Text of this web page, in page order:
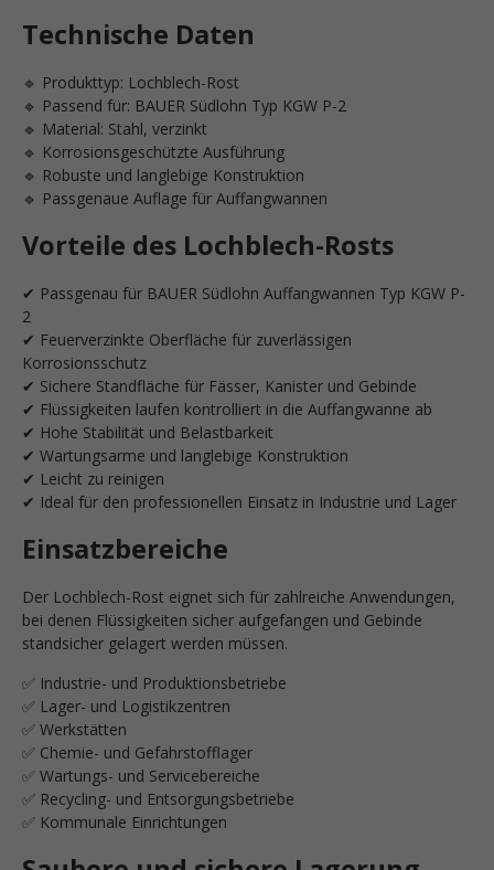
Technische Daten
🔹 Produkttyp: Lochblech-Rost
🔹 Passend für: BAUER Südlohn Typ KGW P-2
🔹 Material: Stahl, verzinkt
🔹 Korrosionsgeschützte Ausführung
🔹 Robuste und langlebige Konstruktion
🔹 Passgenaue Auflage für Auffangwannen
Vorteile des Lochblech-Rosts
✔ Passgenau für BAUER Südlohn Auffangwannen Typ KGW P-
2
✔ Feuerverzinkte Oberfläche für zuverlässigen
Korrosionsschutz
✔ Sichere Standfläche für Fässer, Kanister und Gebinde
✔ Flüssigkeiten laufen kontrolliert in die Auffangwanne ab
✔ Hohe Stabilität und Belastbarkeit
✔ Wartungsarme und langlebige Konstruktion
✔ Leicht zu reinigen
✔ Ideal für den professionellen Einsatz in Industrie und Lager
Einsatzbereiche
Der Lochblech-Rost eignet sich für zahlreiche Anwendungen,
bei denen Flüssigkeiten sicher aufgefangen und Gebinde
standsicher gelagert werden müssen.
✅ Industrie- und Produktionsbetriebe
✅ Lager- und Logistikzentren
✅ Werkstätten
✅ Chemie- und Gefahrstofflager
✅ Wartungs- und Servicebereiche
✅ Recycling- und Entsorgungsbetriebe
✅ Kommunale Einrichtungen